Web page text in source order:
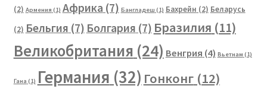
(2) Армения (1) Африка (7) Бангладеш (1) Бахрейн (2) Беларусь
(2) Бельгия (7) Болгария (7) Бразилия (11)
Великобритания (24) Венгрия (4) Вьетнам (1)
Гана (1) Германия (32) Гонконг(12)